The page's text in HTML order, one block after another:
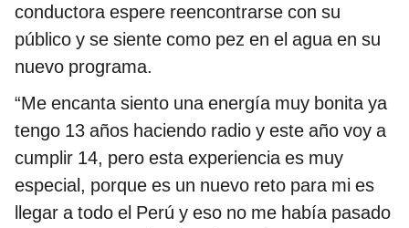
conductora espere reencontrarse con su
público y se siente como pez en el agua en su
nuevo programa.
“Me encanta siento una energía muy bonita ya
tengo 13 años haciendo radio y este año voy a
cumplir 14, pero esta experiencia es muy
especial, porque es un nuevo reto para mi es
llegar a todo el Perú y eso no me había pasado